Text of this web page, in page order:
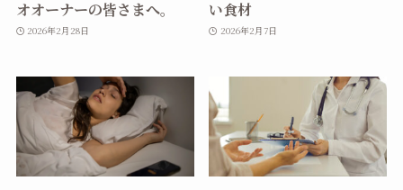
オオーナーの皆さまへ。
2026年2月28日
い食材
2026年2月7日